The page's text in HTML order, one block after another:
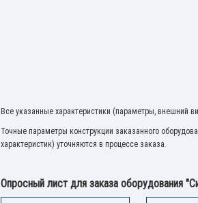
Все указанные характеристики (параметры, внешний
Точные параметры конструкции заказанного
характеристик) уточняются в процессе заказа.
Опросный лист для заказа оборудования